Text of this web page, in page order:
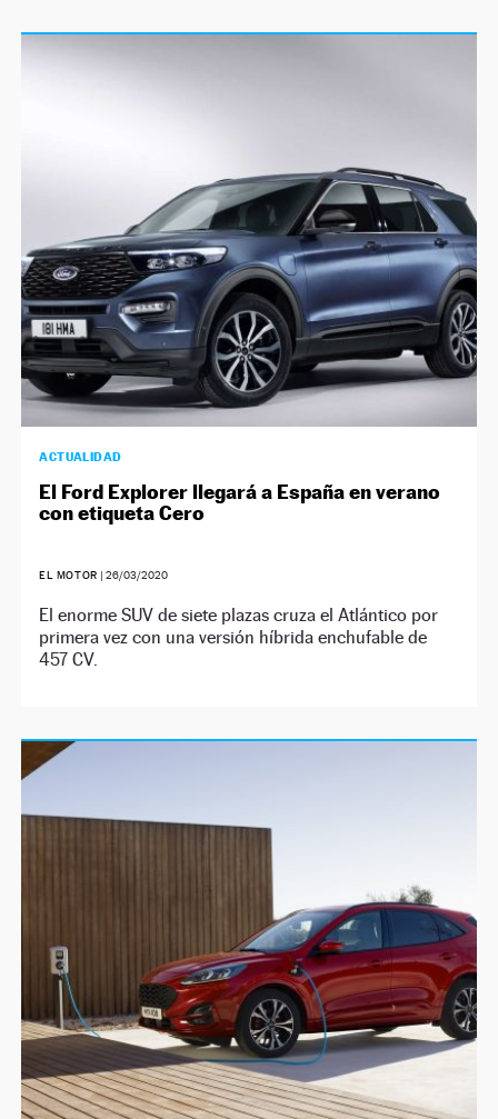
ACTUALIDAD
El Ford Explorer llegará a España en verano
con etiqueta Cero
EL MOTOR | 26/03/2020
El enorme SUV de siete plazas cruza el Atlántico por
primera vez con una versión híbrida enchufable de
457 CV.